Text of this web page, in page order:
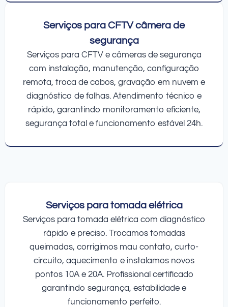
Serviços para CFTV câmera de
segurança
Serviços para CFTV e câmeras de segurança
com instalação, manutenção, configuração
remota, troca de cabos, gravação em nuvem e
diagnóstico de falhas. Atendimento técnico e
rápido, garantindo monitoramento eficiente,
segurança total e funcionamento estável 24h.
Serviços para tomada elétrica
Serviços para tomada elétrica com diagnóstico
rápido e preciso. Trocamos tomadas
queimadas, corrigimos mau contato, curto-
circuito, aquecimento e instalamos novos
pontos 10A e 20A. Profissional certificado
garantindo segurança, estabilidade e
funcionamento perfeito.